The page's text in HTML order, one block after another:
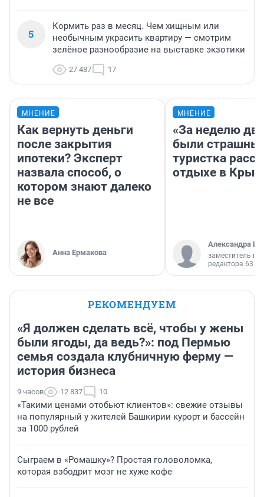
5
Кормить раз в месяц. Чем хищным или
необычным украсить квартиру — смотрим
зелёное разнообразие на выставке экзотики
27 487 17
МНЕНИЕ
Как вернуть деньги
после закрытия
ипотеки? Эксперт
назвала способ, о
котором знают далеко
не все
Анна Ермакова
МНЕНИЕ
«За неделю
были
туристка
отдыхе в
Александра
заместитель
редактора 63.RU
РЕКОМЕНДУЕМ
«Я должен сделать всё, чтобы у жены
были ягоды, да ведь?»: под Пермью
семья создала клубничную ферму —
история бизнеса
9 часов 12 837 10
«Такими ценами отобьют клиентов»: свежие отзывы
на популярный у жителей Башкирии курорт и бассейн
за 1000 рублей
Сыграем в «Ромашку»? Простая головоломка,
которая взбодрит мозг не хуже кофе